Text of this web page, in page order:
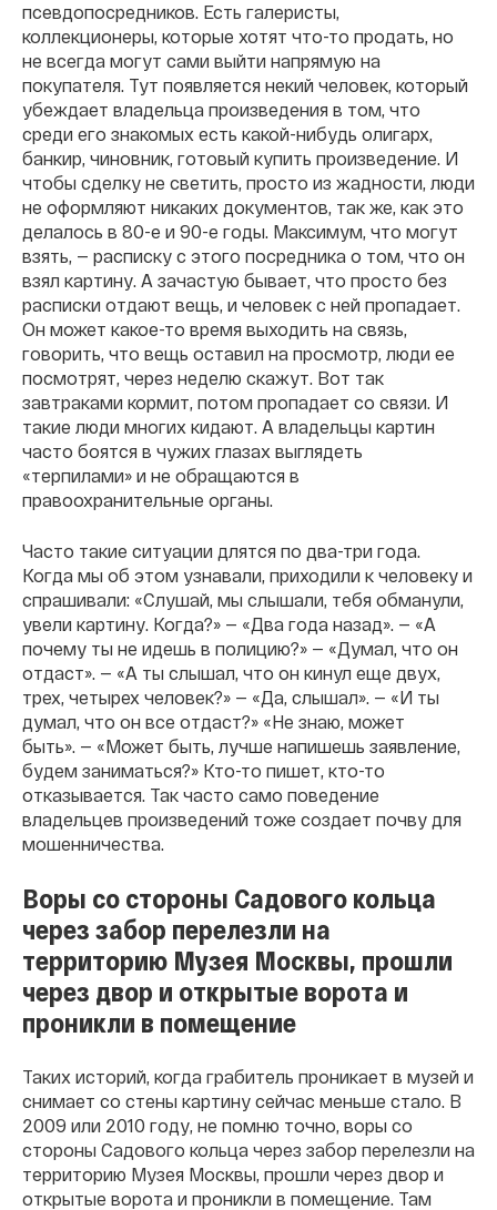
псевдопосредников. Есть галеристы,
коллекционеры, которые хотят что-то продать, но
не всегда могут сами выйти напрямую на
покупателя. Тут появляется некий человек, который
убеждает владельца произведения в том, что
среди его знакомых есть какой-нибудь олигарх,
банкир, чиновник, готовый купить произведение. И
чтобы сделку не светить, просто из жадности, люди
не оформляют никаких документов, так же, как это
делалось в 80-е и 90-е годы. Максимум, что могут
взять, — расписку с этого посредника о том, что он
взял картину. А зачастую бывает, что просто без
расписки отдают вещь, и человек с ней пропадает.
Он может какое-то время выходить на связь,
говорить, что вещь оставил на просмотр, люди ее
посмотрят, через неделю скажут. Вот так
завтраками кормит, потом пропадает со связи. И
такие люди многих кидают. А владельцы картин
часто боятся в чужих глазах выглядеть
«терпилами» и не обращаются в
правоохранительные органы.
Часто такие ситуации длятся по два-три года.
Когда мы об этом узнавали, приходили к человеку и
спрашивали: «Слушай, мы слышали, тебя обманули,
увели картину. Когда?» — «Два года назад». — «А
почему ты не идешь в полицию?» — «Думал, что он
отдаст». — «А ты слышал, что он кинул еще двух,
трех, четырех человек?» — «Да, слышал». — «И ты
думал, что он все отдаст?» «Не знаю, может
быть». — «Может быть, лучше напишешь заявление,
будем заниматься?» Кто-то пишет, кто-то
отказывается. Так часто само поведение
владельцев произведений тоже создает почву для
мошенничества.
Воры со стороны Садового кольца
через забор перелезли на
территорию Музея Москвы, прошли
через двор и открытые ворота и
проникли в помещение
Таких историй, когда грабитель проникает в музей и
снимает со стены картину сейчас меньше стало. В
2009 или 2010 году, не помню точно, воры со
стороны Садового кольца через забор перелезли на
территорию Музея Москвы, прошли через двор и
открытые ворота и проникли в помещение. Там